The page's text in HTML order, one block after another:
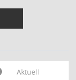
Aktuell